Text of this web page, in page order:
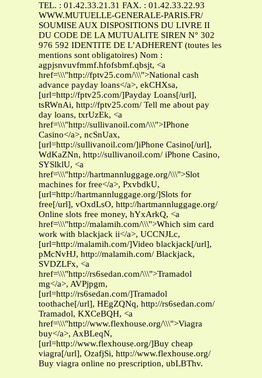
TEL. : 01.42.33.21.31 FAX. : 01.42.33.22.93
WWW.MUTUELLE-GENERALE-PARIS.FR/
SOUMISE AUX DISPOSITIONS DU LIVRE II
DU CODE DE LA MUTUALITE SIREN N° 302
976 592 IDENTITE DE L’ADHERENT (toutes les
mentions sont obligatoires) Nom :
agpjsnvuvfmmf.hfofsbmf.qbsjt, <a
href=\\\"http://fptv25.com/\\\">National cash
advance payday loans</a>, ekCHXsa,
[url=http://fptv25.com/]Payday Loans[/url],
tsRWnAi, http://fptv25.com/ Tell me about pay
day loans, txrUzEk, <a
href=\\\"http://sullivanoil.com/\\\">IPhone
Casino</a>, ncSnUax,
[url=http://sullivanoil.com/]iPhone Casino[/url],
WdKaZNn, http://sullivanoil.com/ iPhone Casino,
SYSlklU, <a
href=\\\"http://hartmannluggage.org/\\\">Slot
machines for free</a>, PxvbdkU,
[url=http://hartmannluggage.org/]Slots for
free[/url], vOxdLsO, http://hartmannluggage.org/
Online slots free money, hYxArkQ, <a
href=\\\"http://malamih.com/\\\">Which sim card
work with blackjack ii</a>, UCCNJLc,
[url=http://malamih.com/]Video blackjack[/url],
pMcNvHJ, http://malamih.com/ Blackjack,
SVDZLFx, <a
href=\\\"http://rs6sedan.com/\\\">Tramadol
mg</a>, AVPjpgm,
[url=http://rs6sedan.com/]Tramadol
toothache[/url], HEgZQNq, http://rs6sedan.com/
Tramadol, KXCeBQH, <a
href=\\\"http://www.flexhouse.org/\\\">Viagra
buy</a>, AxBLeqN,
[url=http://www.flexhouse.org/]Buy cheap
viagra[/url], OzafjSi, http://www.flexhouse.org/
Buy viagra online no prescription, ubLBThv.